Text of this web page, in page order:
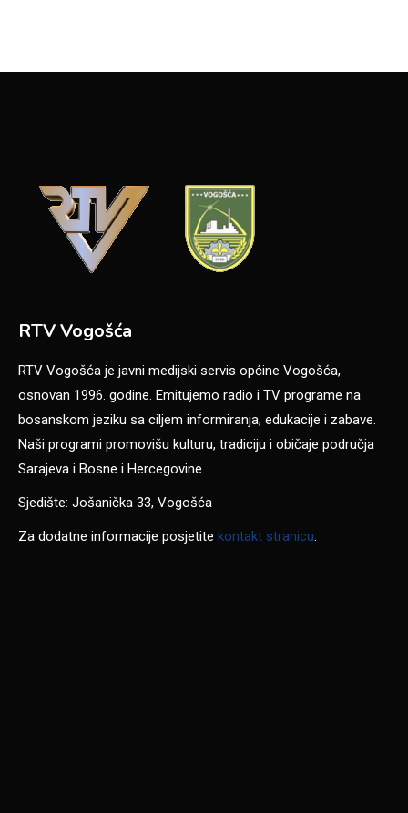
RTV Vogošća
RTV Vogošća je javni medijski servis općine Vogošća,
osnovan 1996. godine. Emitujemo radio i TV programe na
bosanskom jeziku sa ciljem informiranja, edukacije i zabave.
Naši programi promovišu kulturu, tradiciju i običaje područja
Sarajeva i Bosne i Hercegovine.
Sjedište: Jošanička 33, Vogošća
Za dodatne informacije posjetite kontakt stranicu.